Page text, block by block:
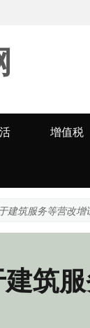
增值税
建筑服务等营改增
筑